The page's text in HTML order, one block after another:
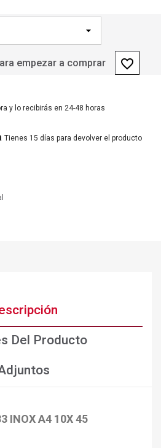
empezar a comprar favorite_border
y lo recibirás en 24-48 horas
Tienes 15 días para devolver el producto
Del Producto
INOX A4 10X 45